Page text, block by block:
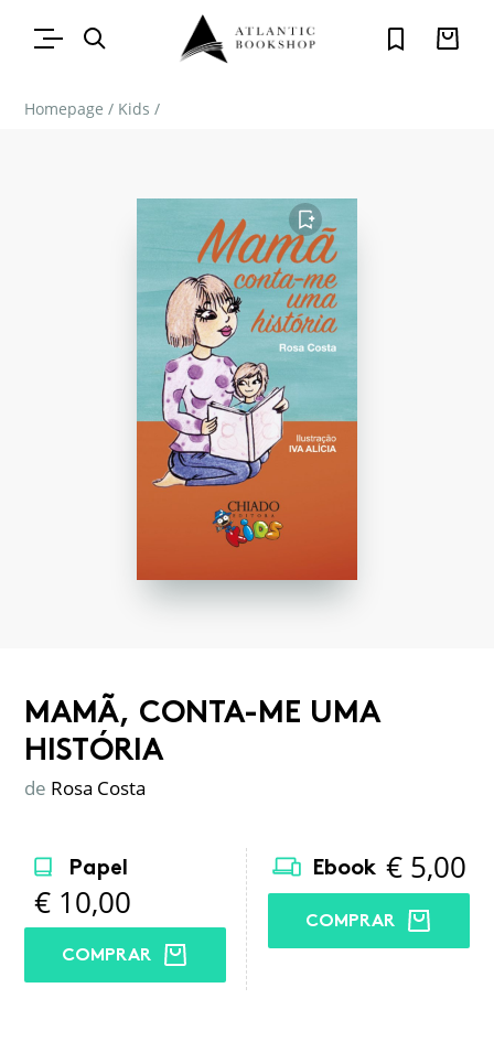
Homepage / Kids /
FAVORITO
MAMÃ, CONTA-ME UMA
HISTÓRIA
de Rosa Costa
Papel
€ 10,00
COMPRAR
Ebook € 5,00
COMPRAR